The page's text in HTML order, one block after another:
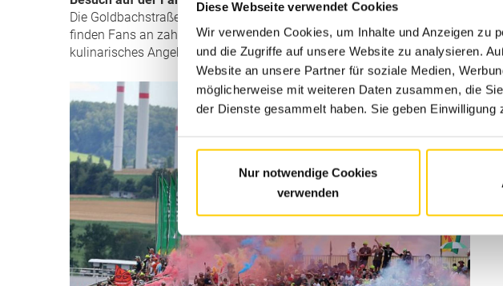
Diese Webseite verwendet Cookies
Wir verwenden Cookies, um Inhalte und Anzeigen zu
und die Zugriffe auf unsere Website zu analysieren.
Website an unsere Partner für soziale Medien,
möglicherweise mit weiteren Daten zusammen, die
der Dienste gesammelt haben. Sie geben
Nur notwendige Cookies
verwenden
Die Goldbachstraße wird am Wochenende zum Mekka für Motorradsport-
finden Fans an zahlreichen Ständen alles rund um ihre Stars: von Schals,
kulinarisches Angebot ist an den verschiedenen Grill- und Imbissständen